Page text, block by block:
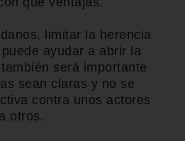
limitar la herencia
ayudar a abrir la
será importante
sean claras y no se
contra unos actores
otros.